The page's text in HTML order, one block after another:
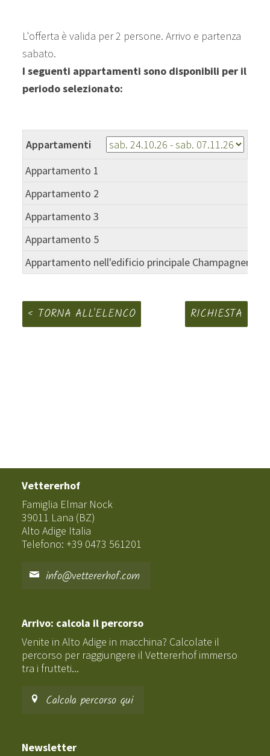
L'offerta è valida per 2 persone. Arrivo e partenza
sabato.
I seguenti appartamenti sono disponibili per il
periodo selezionato:
Appartamenti
Appartamento 1
Appartamento 2
Appartamento 3
Appartamento 5
Appartamento nell'edificio principale Champagner
RICHIESTA
TORNA ALL'ELENCO
Vettererhof
Famiglia Elmar Nock
39011 Lana (BZ)
Alto Adige Italia
Telefono: +39 0473 561201
info@vettererhof.com
Arrivo: calcola il percorso
Venite in Alto Adige in macchina? Calcolate il
percorso per raggiungere il Vettererhof immerso
tra i frutteti...
Calcola percorso qui
Newsletter